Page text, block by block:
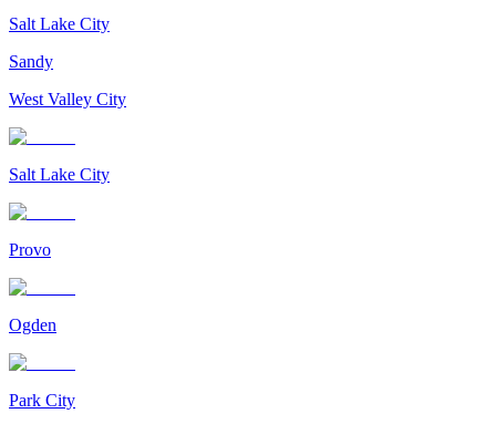
Salt Lake City
Sandy
West Valley City
Salt Lake City
Provo
Ogden
Park City